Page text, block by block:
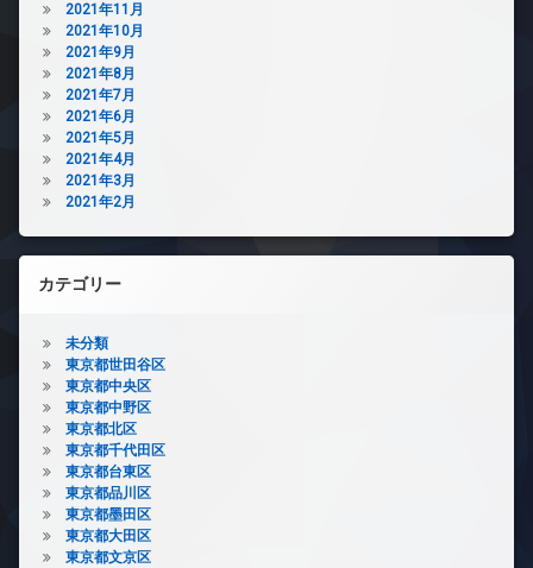
2021年11月
2021年10月
2021年9月
2021年8月
2021年7月
2021年6月
2021年5月
2021年4月
2021年3月
2021年2月
カテゴリー
未分類
東京都世田谷区
東京都中央区
東京都中野区
東京都北区
東京都千代田区
東京都台東区
東京都品川区
東京都墨田区
東京都大田区
東京都文京区